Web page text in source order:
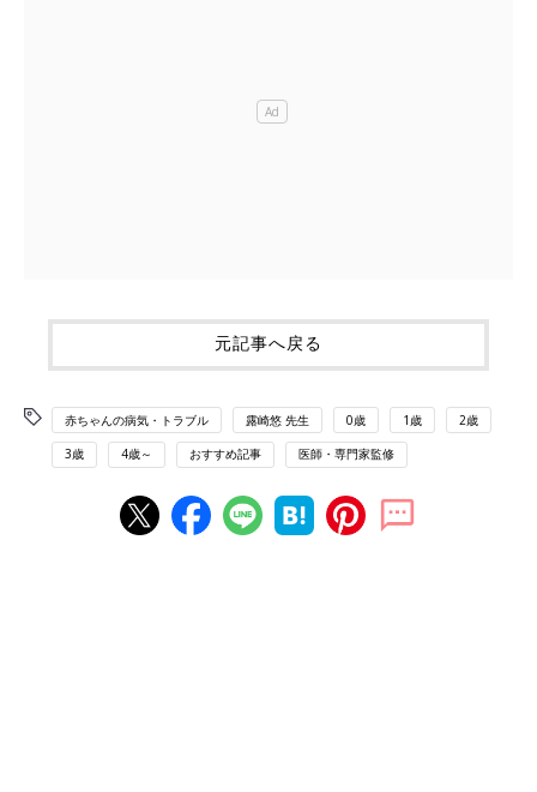
元記事へ戻る
赤ちゃんの病気・トラブル 露崎悠 先生 0歳 1歳 2歳
3歳 4歳～ おすすめ記事 医師・専門家監修